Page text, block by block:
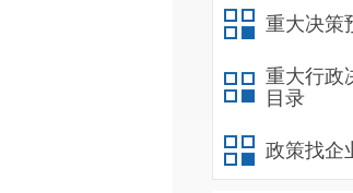
重大决策
重大行政
目录
政策找企